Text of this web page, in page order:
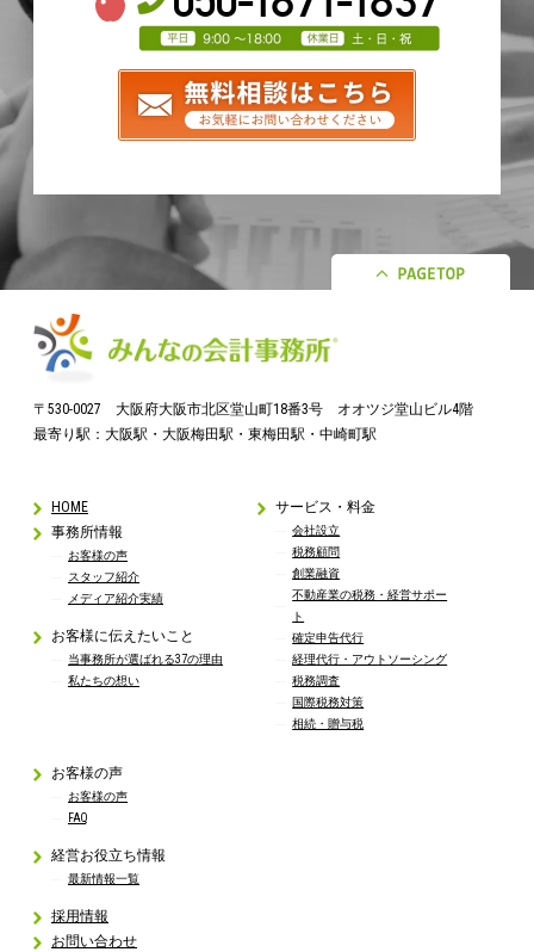
〒530-0027 大阪府大阪市北区堂山町18番3号 オオツジ堂山ビル4階
最寄り駅：大阪駅・大阪梅田駅・東梅田駅・中崎町駅
HOME
事務所情報
お客様の声
スタッフ紹介
メディア紹介実績
お客様に伝えたいこと
当事務所が選ばれる37の理由
私たちの想い
サービス・料金
会社設立
税務顧問
創業融資
不動産業の税務・経営サポー
ト
確定申告代行
経理代行・アウトソーシング
税務調査
国際税務対策
相続・贈与税
お客様の声
お客様の声
FAQ
経営お役立ち情報
最新情報一覧
採用情報
お問い合わせ